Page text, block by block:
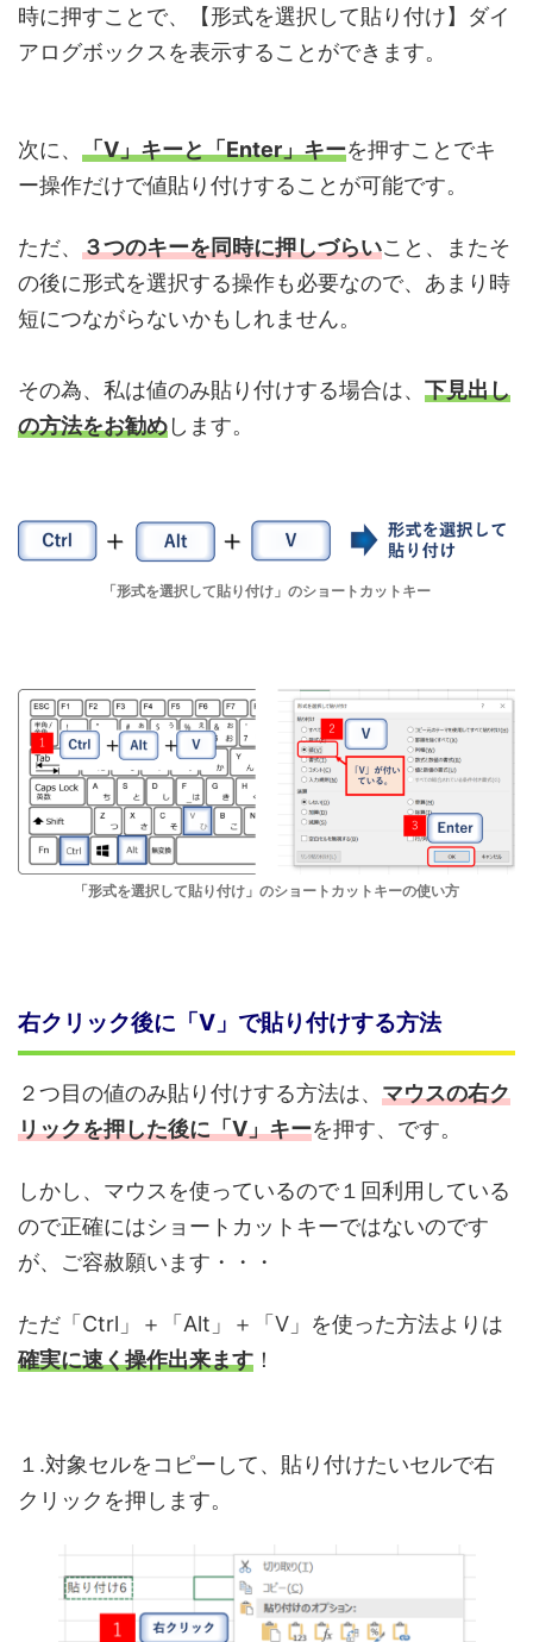
時に押すことで、【形式を選択して貼り付け】ダイ
アログボックスを表示することができます。
次に、 「V」キーと「Enter」キーを押すことでキ
ー操作だけで値貼り付けすることが可能です。
ただ、 ３つのキーを同時に押しづらいこと、またそ
の後に形式を選択する操作も必要なので、あまり時
短につながらないかもしれません。
その為、私は値のみ貼り付けする場合は、 下見出し
の方法をお勧めします。
「形式を選択して貼り付け」のショートカットキー
「形式を選択して貼り付け」のショートカットキーの使い方
右クリック後に「V」で貼り付けする方法
２つ目の値のみ貼り付けする方法は、 マウスの右ク
リックを押した後に「V」キーを押す、です。
しかし、マウスを使っているので１回利用している
ので正確にはショートカットキーではないのです
が、ご容赦願います・・・
ただ「Ctrl」＋「Alt」＋「V」を使った方法よりは
確実に速く操作出来ます ！
１.対象セルをコピーして、貼り付けたいセルで右
クリックを押します。